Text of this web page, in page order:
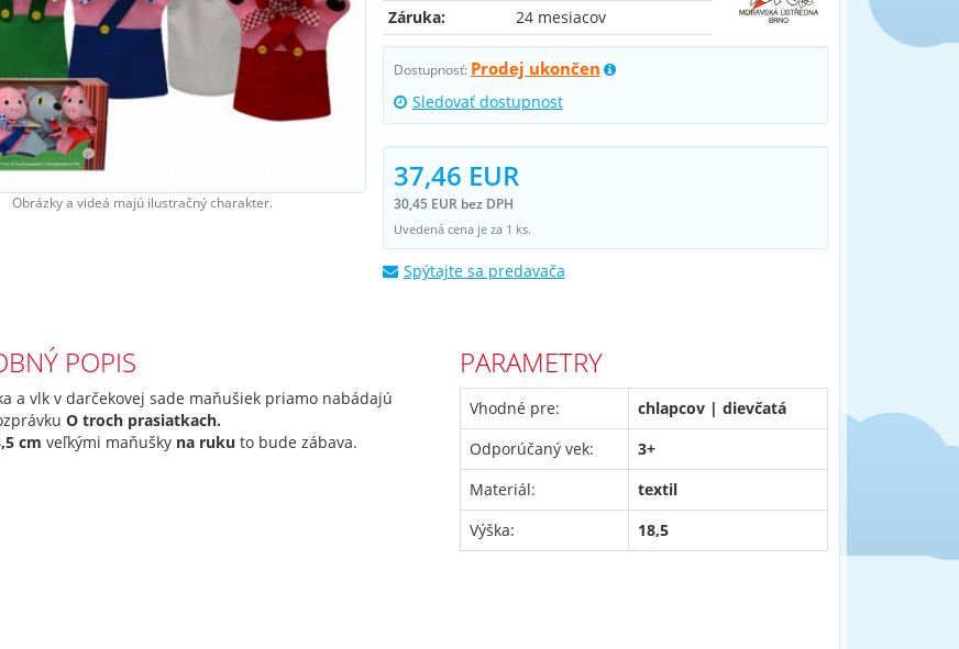
Obrázky a videá majú ilustračný charakter.
Záruka:
24 mesiacov
Dostupnosť: Prodej ukončen
Sledovať dostupnost
37,46 EUR
30,45 EUR bez DPH
Uvedená cena je za 1 ks.
Spýtajte sa predavača
POPIS
a vlk v darčekovej sade maňušiek priamo nabádajú
O troch prasiatkach.
cm veľkými maňušky na ruku to bude zábava.
PARAMETRY
Vhodné pre:
chlapcov | dievčatá
Odporúčaný vek:
3+
Materiál:
textil
Výška:
18,5